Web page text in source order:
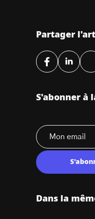
Partager
S'abonner à
Dans la